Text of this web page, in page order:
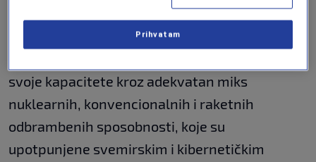
Evropski saveznici i Kanada, u bliskoj saradnji
sa Sjedinjenim Državama, preuzimaju sve veću
svoje kapacitete kroz adekvatan miks
nuklearnih, konvencionalnih i raketnih
odbrambenih sposobnosti, koje su
upotpunjene svemirskim i kibernetičkim
Prihvatam